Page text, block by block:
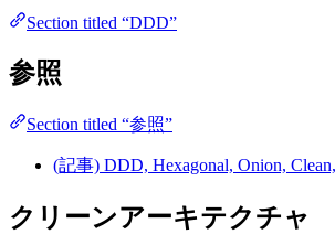
Section titled “DDD”
参照
Section titled “参照”
(記事) DDD, Hexagonal, Onion,
クリーンアーキテクチャ